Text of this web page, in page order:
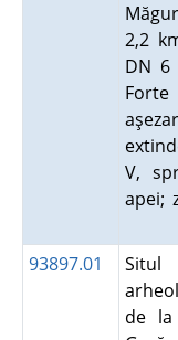
2,2
DN 6
Forte
V,
apei;
93897.01
Situl
de la